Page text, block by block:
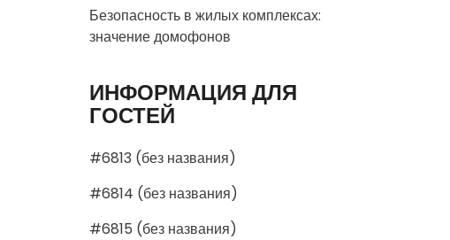
Безопасность в жилых комплексах:
значение домофонов
ИНФОРМАЦИЯ ДЛЯ
ГОСТЕЙ
#6813 (без названия)
#6814 (без названия)
#6815 (без названия)